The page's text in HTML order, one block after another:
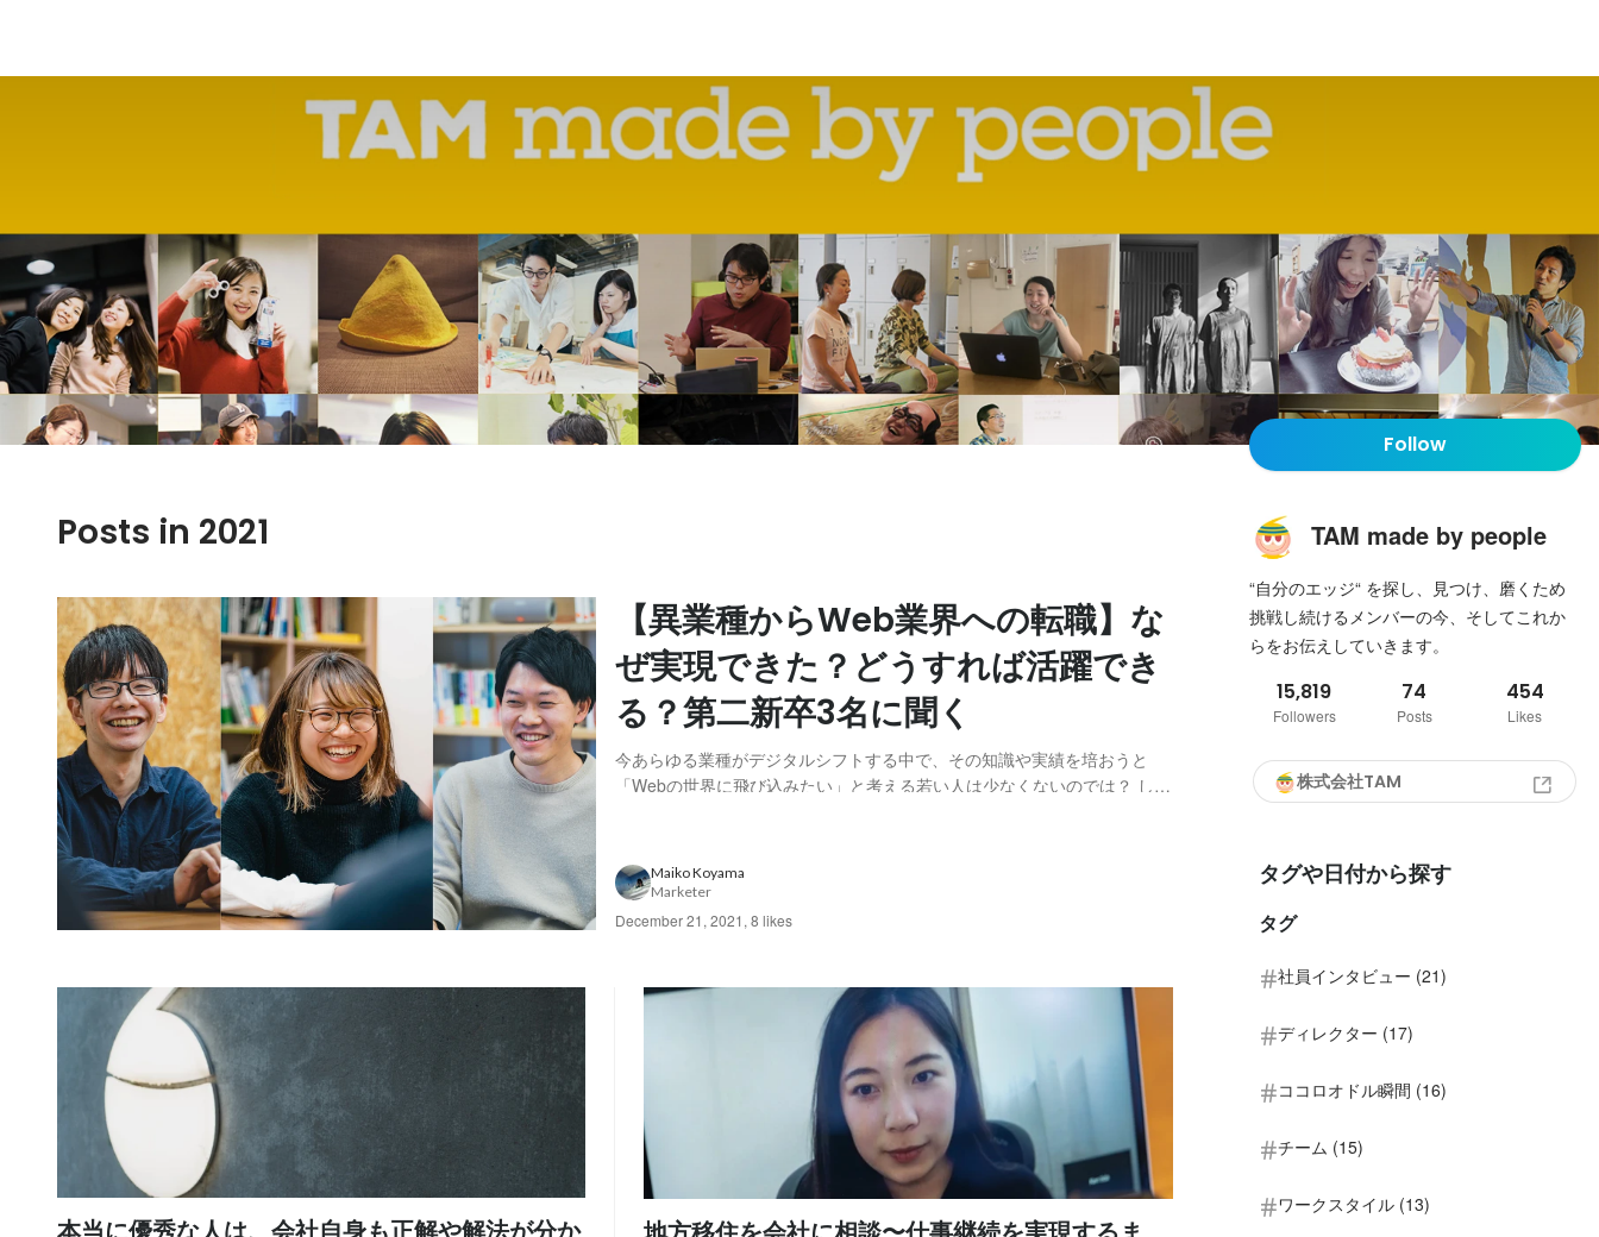
Posts in 2021
【異業種からWeb業界への転職】な
ぜ実現できた？どうすれば活躍でき
る？第二新卒3名に聞く
今あらゆる業種がデジタルシフトする中で、その知識や実績を培おうと
「Webの世界に飛び込みたい」と考える若い人は少なくないのでは？ しか
てしまう人がほとんどではないでしょうか。 そこで...
Maiko Koyama
Marketer
December 21, 2021 , 8 likes
本当に優秀な人は、会社自身も正解や解法が分か
Follow
TAM made by people
“自分のエッジ“ を探し、見つけ、磨くため
挑戦し続けるメンバーの今、そしてこれか
らをお伝えしていきます。
15,819
Followers
74
Posts
454
Likes
株式会社TAM
タグや日付から探す
タグ
社員インタビュー (21)
ディレクター (17)
ココロオドル瞬間 (16)
チーム (15)
ワークスタイル (13)